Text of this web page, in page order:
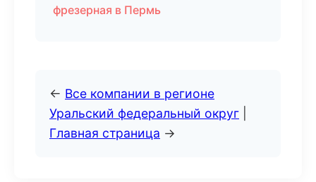
фрезерная в Пермь
← Все компании в регионе
Уральский федеральный округ
Главная страница →